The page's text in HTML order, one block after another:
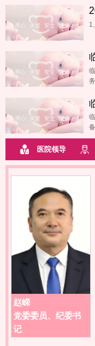
1
医院领导
赵嵘
党委委员、纪委书